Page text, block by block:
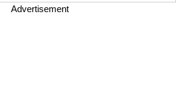
Advertisement